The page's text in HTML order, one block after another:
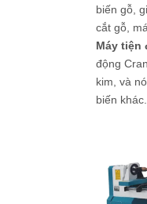
biến gỗ,
cắt gỗ,
Máy tiện
động
kim, và
biến khác.